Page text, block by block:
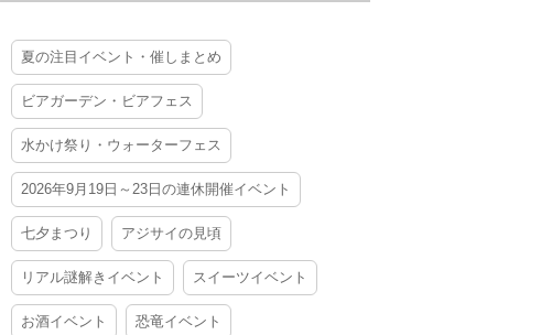
夏の注目イベント・催しまとめ
ビアガーデン・ビアフェス
水かけ祭り・ウォーターフェス
2026年9月19日～23日の連休開催イベント
七夕まつり アジサイの見頃
リアル謎解きイベント スイーツイベント
お酒イベント 恐竜イベント